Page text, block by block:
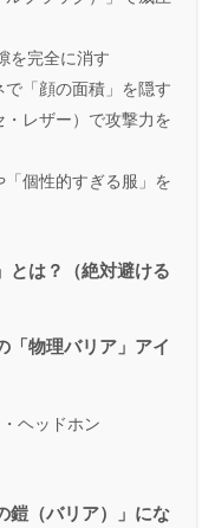
を完全に消す
「顔の面積」を隠す
レザー）で攻撃力を
個性的すぎる服」を
とは？（絶対避ける
「物理バリア」アイ
ヘッドホン
鎧（バリア）」にな